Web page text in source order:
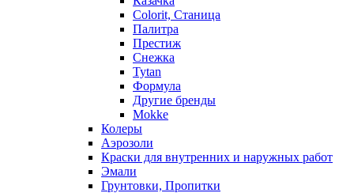
Colorit, Станица
Палитра
Престиж
Снежка
Tytan
Формула
Другие бренды
Mokke
Колеры
Аэрозоли
Краски для внутренних и наружных работ
Эмали
Грунтовки, Пропитки